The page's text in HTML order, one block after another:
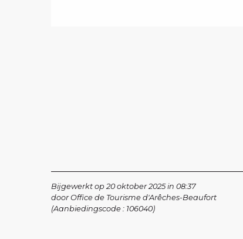
Bijgewerkt op 20 oktober 2025 in 08:37
door Office de Tourisme d'Arêches-Beaufort
(Aanbiedingscode : 106040)